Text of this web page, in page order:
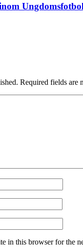
Required fields are
in this browser for the